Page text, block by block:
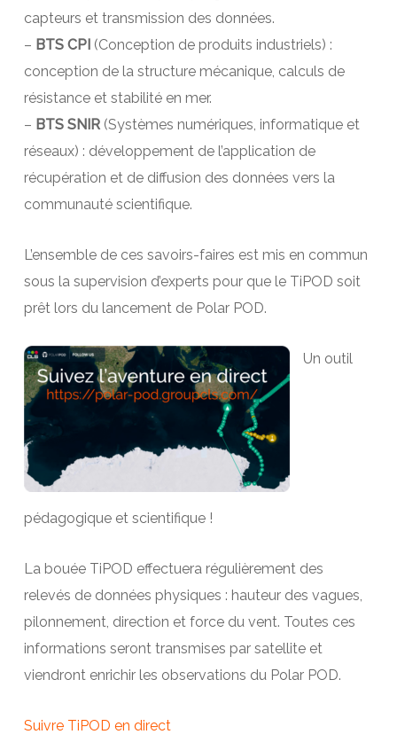
capteurs et transmission des données.
– BTS CPI (Conception de produits industriels) :
conception de la structure mécanique, calculs de
résistance et stabilité en mer.
– BTS SNIR(Systèmes numériques, informatique et
réseaux) : développement de l’application de
récupération et de diffusion des données vers la
communauté scientifique.
L’ensemble de ces savoirs-faires est mis en commun
sous la supervision d’experts pour que le TiPOD soit
prêt lors du lancement de Polar POD.
Un outil
pédagogique et scientifique !
La bouée TiPOD effectuera régulièrement des
relevés de données physiques : hauteur des vagues,
pilonnement, direction et force du vent. Toutes ces
informations seront transmises par satellite et
viendront enrichir les observations du Polar POD.
Suivre TiPOD en direct